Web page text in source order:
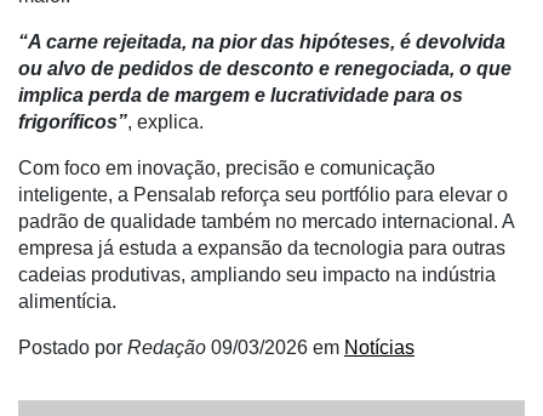
“A carne rejeitada, na pior das hipóteses, é devolvida
ou alvo de pedidos de desconto e renegociada, o que
implica perda de margem e lucratividade para os
frigoríficos”, explica.
Com foco em inovação, precisão e comunicação
inteligente, a Pensalab reforça seu portfólio para elevar o
padrão de qualidade também no mercado internacional. A
empresa já estuda a expansão da tecnologia para outras
cadeias produtivas, ampliando seu impacto na indústria
alimentícia.
Postado por Redação 09/03/2026 em Notícias